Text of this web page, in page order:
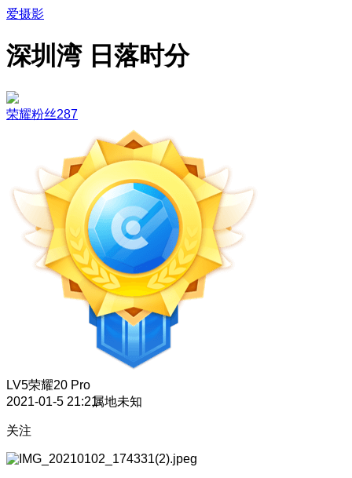
爱摄影
深圳湾 日落时分
荣耀粉丝287
LV5荣耀20 Pro
2021-01-5 21:21属地未知
关注